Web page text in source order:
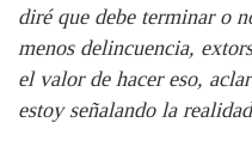
diré que debe terminar o
menos delincuencia,
el valor de hacer eso,
estoy señalando la